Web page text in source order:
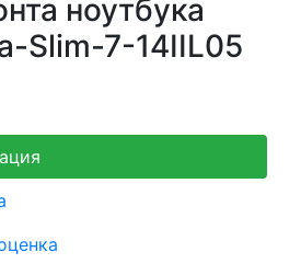
ноутбука
Slim-7-14IIL05